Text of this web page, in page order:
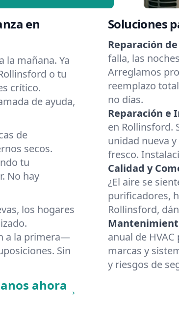
en
la mañana. Ya
o tu
crítico.
de ayuda,
de
secos.
tu
No hay
los hogares
a la primera—
Sin
ahora
Soluciones
Reparación
falla, las
Arreglamos
reemplazo
no días.
Reparación e
en Rollinsford.
unidad nueva
fresco.
Calidad y
¿El aire se
purificadores,
Rollinsford,
anual de
marcas y
y riesgos de